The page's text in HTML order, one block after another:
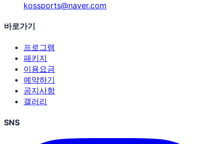
kossports@naver.com
바로가기
프로그램
패키지
이용요금
예약하기
공지사항
갤러리
SNS